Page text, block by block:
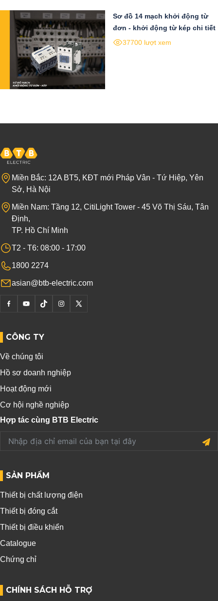
Sơ đồ 14 mạch khởi động từ
đơn - khởi động từ kép chi tiết
37700 lượt xem
Miền Bắc: 12A BT5, KĐT mới Pháp Vân - Tứ Hiệp, Yên
Sở, Hà Nội
Miền Nam: Tầng 12, CitiLight Tower - 45 Võ Thị Sáu, Tân
Định,
TP. Hồ Chí Minh
T2 - T6: 08:00 - 17:00
1800 2274
asian@btb-electric.com
CÔNG TY
Về chúng tôi
Hồ sơ doanh nghiệp
Hoạt động mới
Cơ hội nghề nghiệp
Hợp tác cùng BTB Electric
SẢN PHẨM
Thiết bị chất lượng điện
Thiết bị đóng cắt
Thiết bị điều khiển
Catalogue
Chứng chỉ
CHÍNH SÁCH HỖ TRỢ